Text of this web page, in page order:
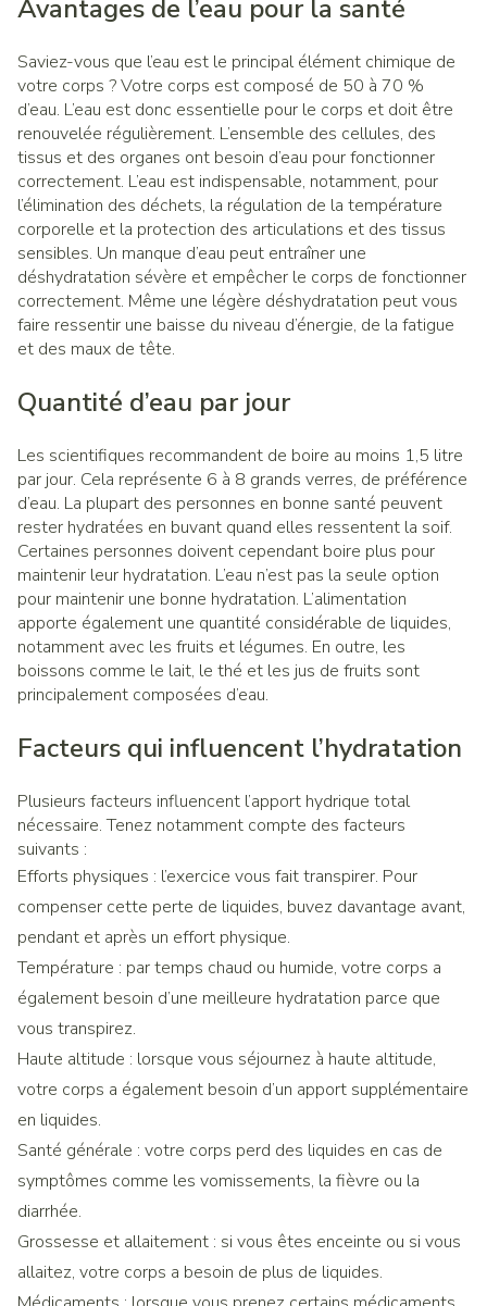
Avantages de l’eau pour la santé
Saviez-vous que l’eau est le principal élément chimique de
votre corps ? Votre corps est composé de 50 à 70 %
d’eau. L’eau est donc essentielle pour le corps et doit être
renouvelée régulièrement. L’ensemble des cellules, des
tissus et des organes ont besoin d’eau pour fonctionner
correctement. L’eau est indispensable, notamment, pour
l’élimination des déchets, la régulation de la température
corporelle et la protection des articulations et des tissus
sensibles. Un manque d’eau peut entraîner une
déshydratation sévère et empêcher le corps de fonctionner
correctement. Même une légère déshydratation peut vous
faire ressentir une baisse du niveau d’énergie, de la fatigue
et des maux de tête.
Quantité d’eau par jour
Les scientifiques recommandent de boire au moins 1,5 litre
par jour. Cela représente 6 à 8 grands verres, de préférence
d’eau. La plupart des personnes en bonne santé peuvent
rester hydratées en buvant quand elles ressentent la soif.
Certaines personnes doivent cependant boire plus pour
maintenir leur hydratation. L’eau n’est pas la seule option
pour maintenir une bonne hydratation. L’alimentation
apporte également une quantité considérable de liquides,
notamment avec les fruits et légumes. En outre, les
boissons comme le lait, le thé et les jus de fruits sont
principalement composées d’eau.
Facteurs qui influencent l’hydratation
Plusieurs facteurs influencent l’apport hydrique total
nécessaire. Tenez notamment compte des facteurs
suivants :
Efforts physiques : l’exercice vous fait transpirer. Pour
compenser cette perte de liquides, buvez davantage avant,
pendant et après un effort physique.
Température : par temps chaud ou humide, votre corps a
également besoin d’une meilleure hydratation parce que
vous transpirez.
Haute altitude : lorsque vous séjournez à haute altitude,
votre corps a également besoin d’un apport supplémentaire
en liquides.
Santé générale : votre corps perd des liquides en cas de
symptômes comme les vomissements, la fièvre ou la
diarrhée.
Grossesse et allaitement : si vous êtes enceinte ou si vous
allaitez, votre corps a besoin de plus de liquides.